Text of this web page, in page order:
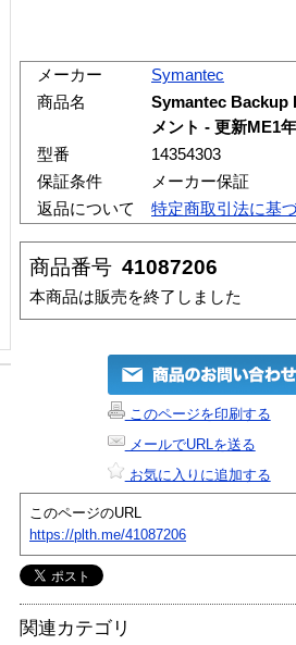
メーカー
Symantec
商品名
Symantec Backup
メント - 更新ME1
型番
14354303
保証条件
メーカー保証
返品について
特定商取引法に基
商品番号 41087206
本商品は販売を終了しました
このページを印刷する
メールでURLを送る
お気に入りに追加する
このページのURL
https://plth.me/41087206
関連カテゴリ